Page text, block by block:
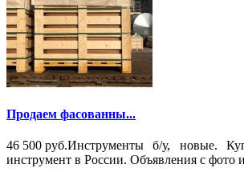
Продаем фасованны...
46 500 руб.Инструменты б/у, новые.
инструмент в России. Объявления с фото